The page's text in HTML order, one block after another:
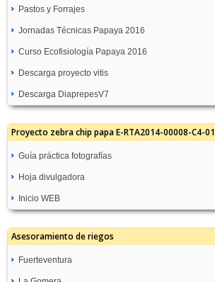
Pastos y Forrajes
Jornadas Técnicas Papaya 2016
Curso Ecofisiología Papaya 2016
Descarga proyecto vitis
Descarga DiaprepesV7
Proyecto zebra chip papa E-RTA2014-00008-C4-01
Guía práctica fotografías
Hoja divulgadora
Inicio WEB
Asesoramiento de riegos
Fuerteventura